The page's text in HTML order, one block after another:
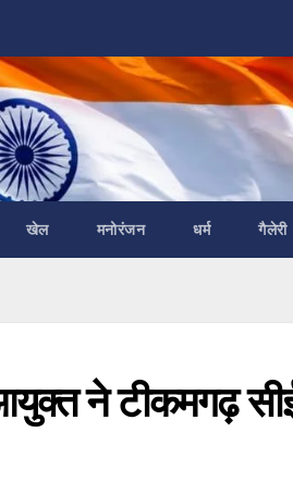
खेल मनोरंजन धर्म गैलेरी
ने टीकमगढ़